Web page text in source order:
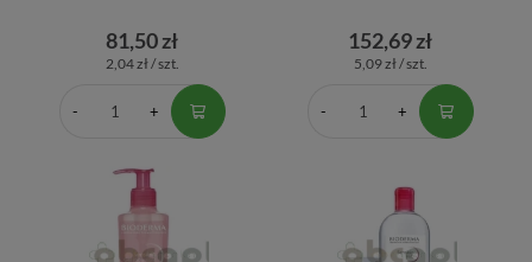
81,50 zł
2,04 zł / szt.
152,69 zł
5,09 zł / szt.